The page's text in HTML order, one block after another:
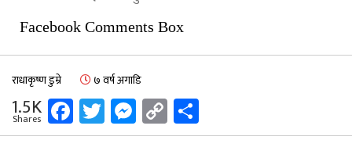
Facebook Comments Box
राधाकृष्ण डुम्रे ७ वर्ष अगाडि
1.5K
Shares Facebook
Twitter
Messenger
Copy
Link